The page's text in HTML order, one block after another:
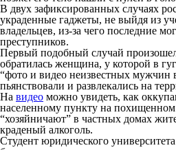
В двух зафиксированных случаях
украденные гаджеты, не выйдя из
владельцев, из-за чего последние
преступников.
Первый подобный случай
обратилась женщина, у которой в
“фото и видео неизвестных мужчин
пьянствовали и развлекались на
На видео можно увидеть, как
населенному пункту на
“хозяйничают” в частных домах
краденый алкоголь.
Студент юридического